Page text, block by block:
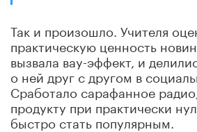
Так и произошло. Учителя
практическую ценность
вызвала вау-эффект, и
о ней друг с другом в
Сработало сарафанное
продукту при практически
быстро стать популярным.